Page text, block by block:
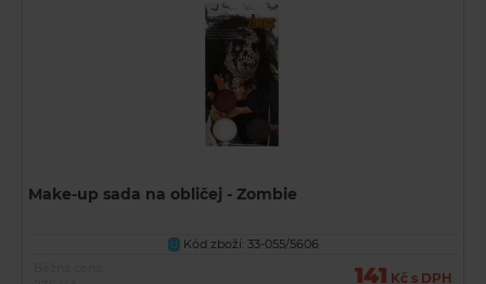
Make-up sada na obličej - Zombie
U Kód zboží: 33-055/5606
141 Kč s DPH